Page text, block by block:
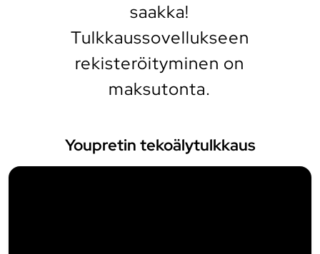
saakka!
Tulkkaussovellukseen
rekisteröityminen on
maksutonta.
Youpretin tekoälytulkkaus